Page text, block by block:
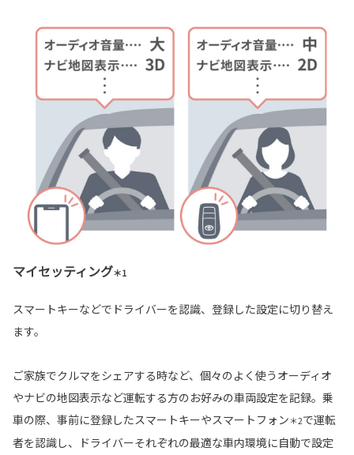
マイセッティング＊1
スマートキーなどでドライバーを認識、登録した設定に切り替え
ます。
ご家族でクルマをシェアする時など、個々のよく使うオーディオ
やナビの地図表示など運転する方のお好みの車両設定を記録。乗
車の際、事前に登録したスマートキーやスマートフォン＊2で運転
者を認識し、ドライバーそれぞれの最適な車内環境に自動で設定